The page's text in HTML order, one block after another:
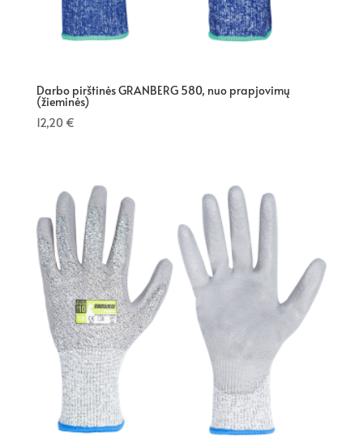
Darbo pirštinės GRANBERG 580, nuo prapjovimų
(žieminės)
12,20 €